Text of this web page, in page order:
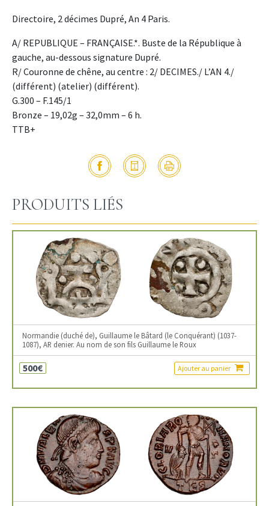
Directoire, 2 décimes Dupré, An 4 Paris.
A/ REPUBLIQUE – FRANÇAISE.*. Buste de la République à
gauche, au-dessous signature Dupré.
R/ Couronne de chêne, au centre : 2/ DECIMES./ L’AN 4./
(différent) (atelier) (différent).
G.300 – F.145/1
Bronze – 19,02g – 32,0mm – 6 h.
TTB+
PRODUITS LIÉS
Normandie (duché de), Guillaume le Bâtard (le Conquérant) (1037-
1087), AR denier. Au nom de son fils Guillaume le Roux
500€ Ajouter au panier